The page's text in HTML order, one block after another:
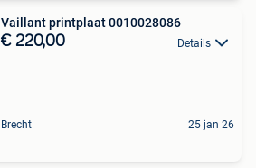
Vaillant printplaat 0010028086
€ 220,00 Details
Brecht 25 jan 26